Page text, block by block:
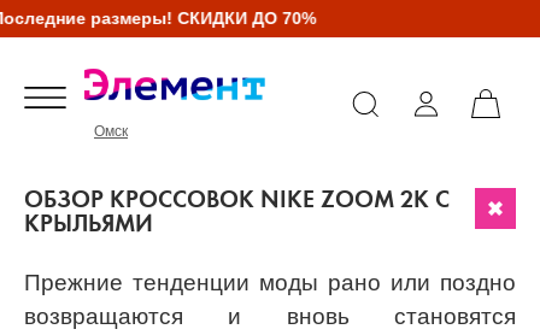
размеры! СКИДКИ ДО 70%
Омск
ОБЗОР КРОССОВОК NIKE ZOOM 2K С
КРЫЛЬЯМИ
Прежние тенденции моды рано или поздно
возвращаются и вновь становятся